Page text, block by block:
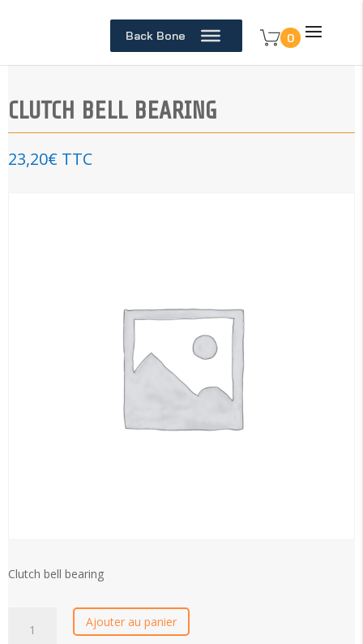
Back Bone 0
CLUTCH BELL BEARING
23,20€ TTC
Clutch bell bearing
Ajouter au panier